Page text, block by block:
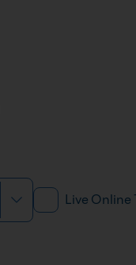
Live Online